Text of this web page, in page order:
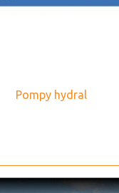
Pompy hydral